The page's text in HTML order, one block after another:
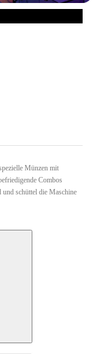
Münzen mit
Combos
und schüttel die Maschine